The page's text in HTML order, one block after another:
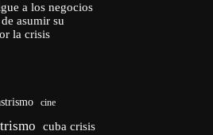
a los negocios
asumir su
la crisis
cine
cuba crisis